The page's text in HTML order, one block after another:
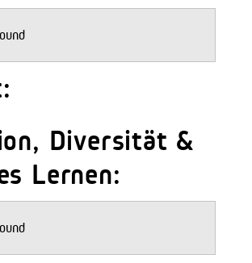
Diversität &
Lernen: